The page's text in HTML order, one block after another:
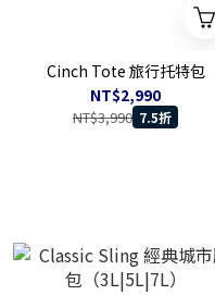
Cinch Tote 旅行托特包
NT$2,990
NT$3,990 7.5折